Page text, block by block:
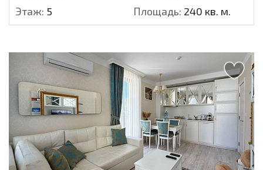
Этаж: 5 Площадь: 240 кв. м.